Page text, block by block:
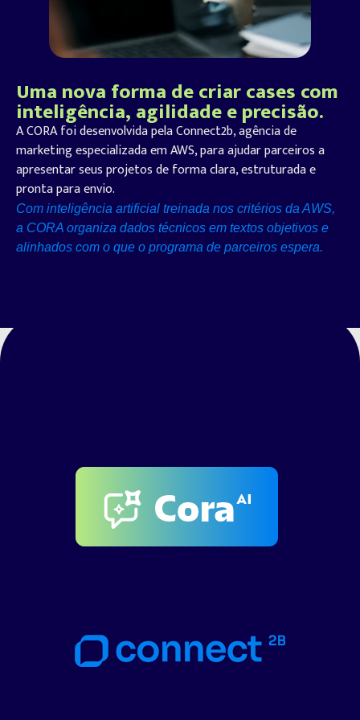
Uma nova forma de criar cases com
inteligência, agilidade e precisão.
A CORA foi desenvolvida pela Connect2b, agência de
marketing especializada em AWS, para ajudar parceiros a
apresentar seus projetos de forma clara, estruturada e
pronta paraenvio.
Com inteligência artificial treinada nos critérios da AWS,
a CORA organiza dados técnicos em textos objetivos e
alinhados com o que o programa de parceiros espera.